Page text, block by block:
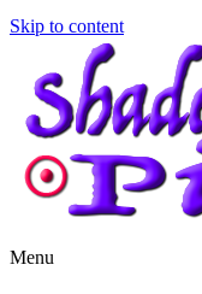
Skip to content
Menu